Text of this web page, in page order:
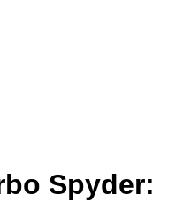
Spyder: